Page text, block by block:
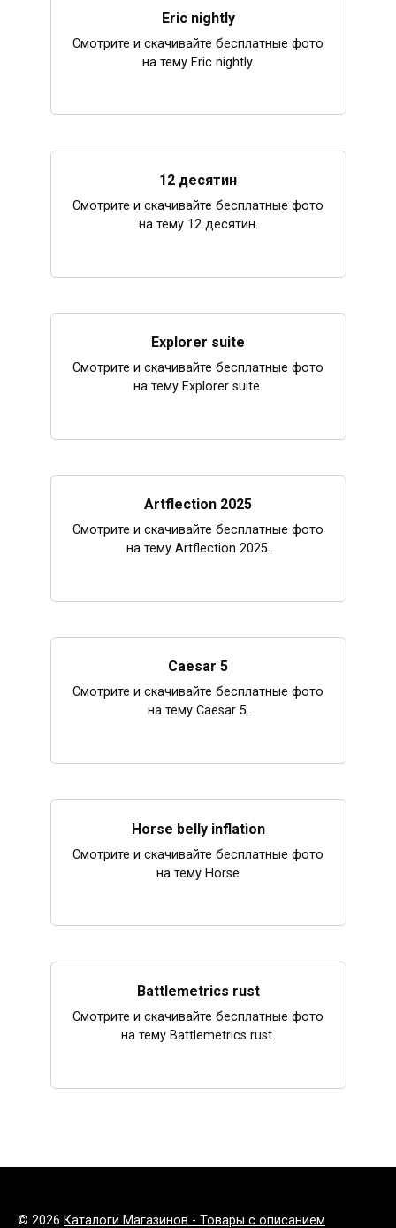
Eric nightly
Смотрите и скачивайте бесплатные фото
на тему Eric nightly.
12 десятин
Смотрите и скачивайте бесплатные фото
на тему 12 десятин.
Explorer suite
Смотрите и скачивайте бесплатные фото
на тему Explorer suite.
Artflection 2025
Смотрите и скачивайте бесплатные фото
на тему Artflection 2025.
Caesar 5
Смотрите и скачивайте бесплатные фото
на тему Caesar 5.
Horse belly inflation
Смотрите и скачивайте бесплатные фото
на тему Horse
Battlemetrics rust
Смотрите и скачивайте бесплатные фото
на тему Battlemetrics rust.
© 2026 Каталоги Магазинов - Товары с описанием